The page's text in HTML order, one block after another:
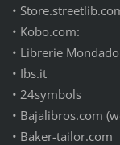
•
• Kobo.com:
• Librerie
• Ibs.it
• 24symbols
• Bajalibros.com
• Baker-tailor.com